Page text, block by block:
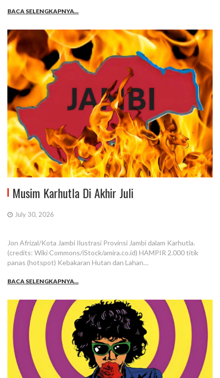
BACA SELENGKAPNYA...
Musim Karhutla Di Akhir Juli
July 30, 2026
Jon Afrizal/Kota Jambi Ilustrasi Provinsi Jambi dalam Karhutla.
(credits: Wiki Commons/iStock/amira.co.id) HAMPIR 2.000 titik
panas (hotspot) Kebakaran Hutan dan Lahan…
BACA SELENGKAPNYA...